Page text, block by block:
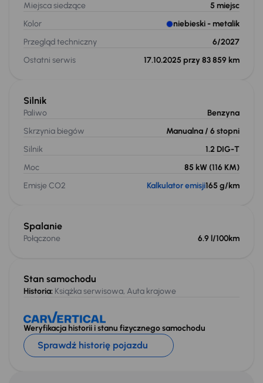
Miejsca siedzące
5 miejsc
Kolor
niebieski - metalik
Przegląd techniczny
6/2027
Ostatni serwis
17.10.2025 przy 83 859 km
Stan samochodu
Historia: Książka serwisowa, Auta krajowe
Weryfikacja historii i stanu fizycznego samochodu
Sprawdź historię pojazdu
Silnik
Paliwo
Benzyna
Skrzynia biegów
Manualna / 6 stopni
Silnik
1.2 DIG-T
Moc
85 kW (116 KM)
Emisje CO2
Kalkulator emisji165 g/km
Spalanie
Połączone 6.9 l/100km